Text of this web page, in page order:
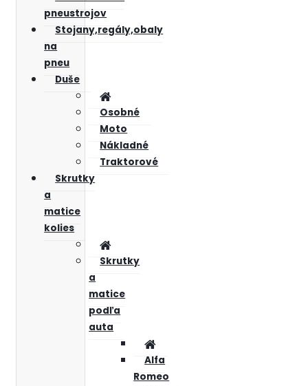
pneustrojov
Stojany,regály,obaly
na
pneu
Duše
Osobné
Moto
Nákladné
Traktorové
Skrutky
a
matice
kolies
Skrutky
a
matice
podľa
auta
Alfa
Romeo